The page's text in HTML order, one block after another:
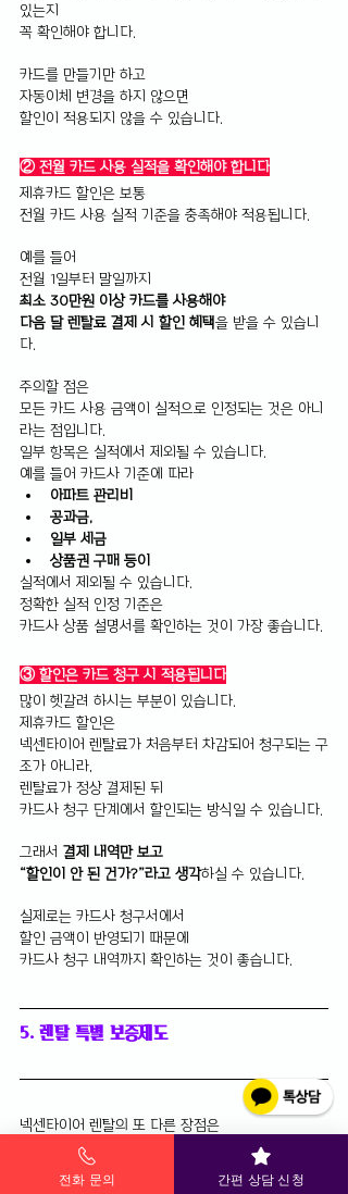
있는지
꼭 확인해야 합니다.
카드를 만들기만 하고
자동이체 변경을 하지 않으면
할인이 적용되지 않을 수 있습니다.
② 전월 카드 사용 실적을 확인해야 합니다
제휴카드 할인은 보통
전월 카드 사용 실적 기준을 충족해야 적용됩니다.
예를 들어
전월 1일부터 말일까지
최소 30만원 이상 카드를 사용해야
다음 달 렌탈료 결제 시 할인 혜택을 받을 수 있습니
다.
주의할 점은
모든 카드 사용 금액이 실적으로 인정되는 것은 아니
라는 점입니다.
일부 항목은 실적에서 제외될 수 있습니다.
예를 들어 카드사 기준에 따라
아파트 관리비
공과금,
일부 세금
상품권 구매 등이
실적에서 제외될 수 있습니다.
정확한 실적 인정 기준은
카드사 상품 설명서를 확인하는 것이 가장 좋습니다.
③ 할인은 카드 청구 시 적용됩니다
많이 헷갈려 하시는 부분이 있습니다.
제휴카드 할인은
넥센타이어 렌탈료가 처음부터 차감되어 청구되는 구
조가 아니라,
렌탈료가 정상 결제된 뒤
카드사 청구 단계에서 할인되는 방식일 수 있습니다.
그래서 결제 내역만 보고
“할인이 안 된 건가?”라고 생각하실 수 있습니다.
실제로는 카드사 청구서에서
할인 금액이 반영되기 때문에
카드사 청구 내역까지 확인하는 것이 좋습니다.
5. 렌탈 특별 보증제도
넥센타이어 렌탈의 또 다른 장점은
조건에 따라 보증 서비스를 활용할 수 있다는 점입니
전화 문의 간편 상담 신청